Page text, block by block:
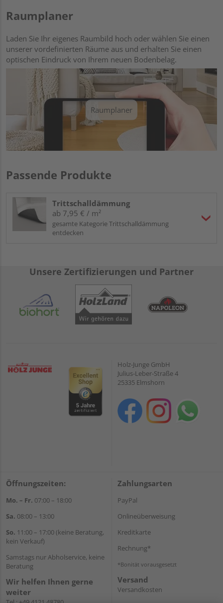
Raumplaner
Laden Sie Ihr eigenes Raumbild hoch oder wählen Sie einen
unserer vordefinierten Räume aus und erhalten Sie einen
optischen Eindruck von Ihrem neuen Bodenbelag.
Raumplaner
Passende Produkte
Trittschalldämmung
ab 7,95 € / m²
gesamte Kategorie Trittschalldämmung
entdecken
Unsere Zertifizierungen und Partner
Holz-Junge GmbH
Julius-Leber-Straße 4
25335 Elmshorn
Öffnungszeiten:
Mo. – Fr. 07:00 – 18:00
Sa. 08:00 – 13:00
So. 11:00 – 17:00 (keine Beratung,
kein Verkauf)
Samstags nur Abholservice, keine
Beratung
Wir helfen Ihnen gerne
weiter
Zahlungsarten
PayPal
Onlineüberweisung
Kreditkarte
Rechnung*
*Bonität vorausgesetzt
Versand
Versandkosten